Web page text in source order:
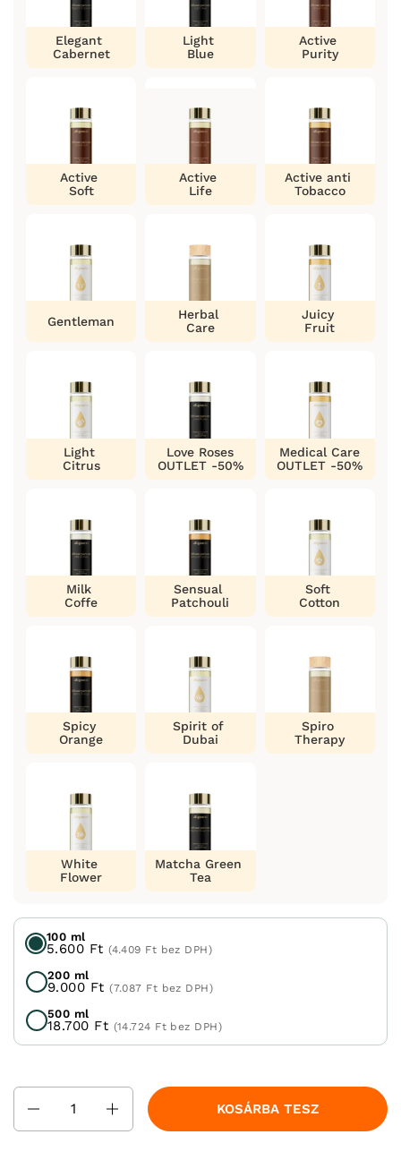
Elegant
Cabernet
Light
Blue
Active
Purity
Active
Soft
Active
Life
Active anti
Tobacco
Gentleman
Herbal
Care
Juicy
Fruit
Light
Citrus
Love Roses
OUTLET -50%
Medical Care
OUTLET -50%
Milk
Coffe
Sensual
Patchouli
Soft
Cotton
Spicy
Orange
Spirit of
Dubai
Spiro
Therapy
White
Flower
Matcha Green
Tea
100 ml
5.600 Ft(4.409 Ft bez DPH)
200 ml
9.000 Ft(7.087 Ft bez DPH)
500 ml
18.700 Ft (14.724 Ft bez DPH)
KOSÁRBA TESZ